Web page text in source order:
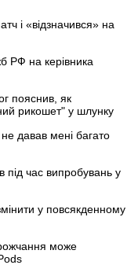
і «відзначився» на
РФ на керівника
пояснив, як
рикошет" у шлунку
давав мені багато
під час випробувань у
у повсякденному
може